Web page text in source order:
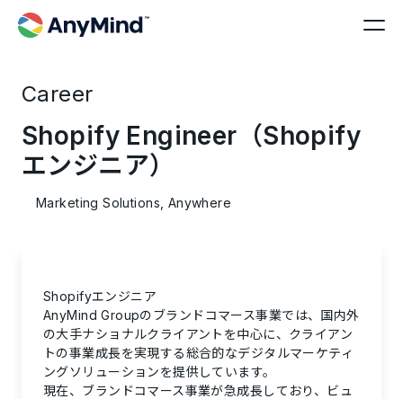
Career
Shopify Engineer（Shopify
エンジニア）
Marketing Solutions, Anywhere
Shopifyエンジニア
AnyMind Groupのブランドコマース事業では、国内外
の大手ナショナルクライアントを中心に、クライアン
トの事業成長を実現する総合的なデジタルマーケティ
ングソリューションを提供しています。
現在、ブランドコマース事業が急成長しており、ビュ